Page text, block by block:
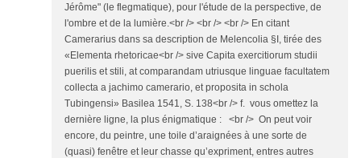
Jérôme" (le flegmatique), pour l'étude de la perspective, de
l'ombre et de la lumière.<br /> <br /> <br /> En citant
Camerarius dans sa description de Melencolia §I, tirée des
«Elementa rhetoricae<br /> sive Capita exercitiorum studii
puerilis et stili, at comparandam utriusque linguae facultatem
collecta a jachimo camerario, et proposita in schola
Tubingensi» Basilea 1541, S. 138<br /> f. vous omettez la
dernière ligne, la plus énigmatique : <br /> On peut voir
encore, du peintre, une toile d’araignées à une sorte de
(quasi) fenêtre et leur chasse qu’expriment, entres autres